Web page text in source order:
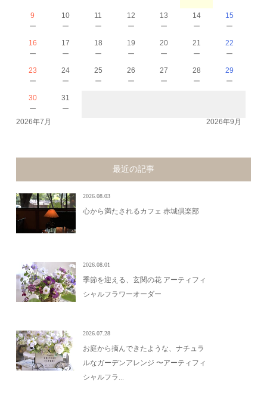
9
－
10
－
11
－
12
－
13
－
14
－
15
－
16
－
17
－
18
－
19
－
20
－
21
－
22
－
23
－
24
－
25
－
26
－
27
－
28
－
29
－
30
－
31
－
2026年7月 2026年9月
最近の記事
2026.08.03
心から満たされるカフェ 赤城倶楽部
2026.08.01
季節を迎える、玄関の花 アーティフィ
シャルフラワーオーダー
2026.07.28
お庭から摘んできたような、ナチュラ
ルなガーデンアレンジ 〜アーティフィ
シャルフラ...